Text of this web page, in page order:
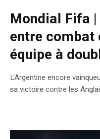
Mondial Fifa |
entre combat
équipe à
L'Argentine encore
sa victoire contre les